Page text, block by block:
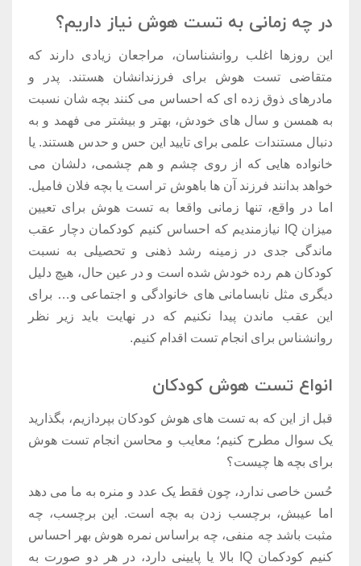
در چه زمانی به تست هوش نیاز داریم؟
این روزها اغلب روانشناسان، مراجعان زیادی دارند که
متقاضی تست هوش برای فرزندانشان هستند. پدر و
مادرهای ذوق زده ای که احساس می کنند بچه شان نسبت
به همسن و سال های خودش، بهتر و بیشتر می فهمد و به
دنبال مستندات علمی برای تایید این حس و حدس هستند. یا
خانواده هایی که از روی چشم و هم چشمی، دلشان می
خواهد بدانند فرزند آن ها باهوش تر است یا بچه فلان فامیل.
اما در واقع، تنها زمانی واقعا به تست هوش برای تعیین
میزان IQ نیازمندیم که احساس کنیم کودکمان دچار عقب
ماندگی جدی در زمینه رشد ذهنی و تحصیلی به نسبت
کودکان هم رده خودش شده است و در عین حال، هیچ دلیل
دیگری مثل نابسامانی های خانوادگی و اجتماعی و… برای
این عقب ماندن پیدا نکنیم که در نهایت باید زیر نظر
روانشناس برای انجام تست اقدام کنیم.
انواع تست هوش کودکان
قبل از این که به تست های هوش کودکان بپردازیم، بگذارید
یک سوال مطرح کنیم؛ معایب و محاسن انجام تست هوش
برای بچه ها چیست؟
حُسن خاصی ندارد، چون فقط یک عدد و منره به ما می دهد
اما عیبش، برچسب زدن به بچه است. این برچسب، چه
مثبت باشد چه منفی، چه براساس نمره هوش بهر احساس
کنیم کودکمان IQ بالا یا پایینی دارد، در هر دو صورت به